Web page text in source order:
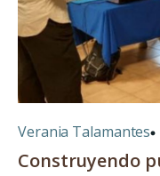
Verania Talamantes
Construyendo